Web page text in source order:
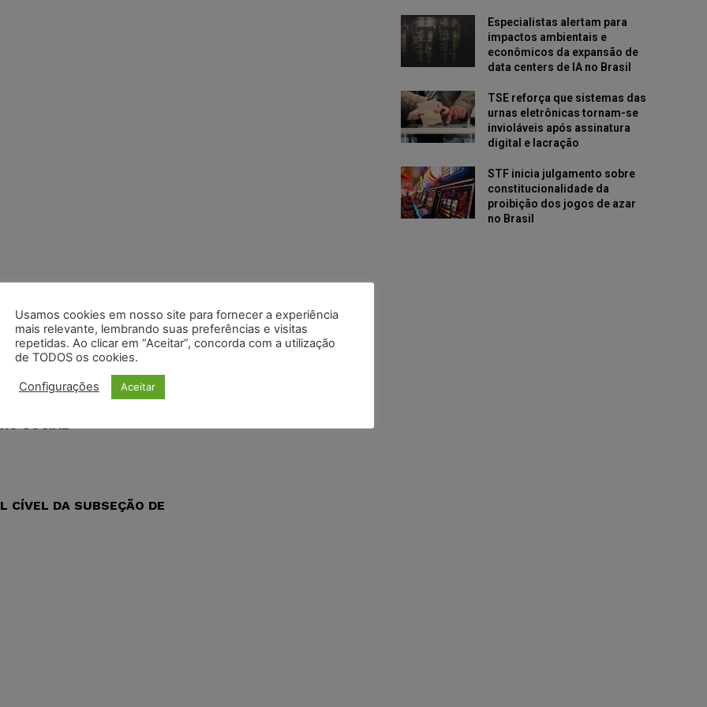
SOCIAL
CÍVEL DA SUBSEÇÃO DE
Especialistas alertam para
impactos ambientais e
econômicos da expansão de
data centers de IA no Brasil
TSE reforça que sistemas das
urnas eletrônicas tornam-se
invioláveis após assinatura
digital e lacração
STF inicia julgamento sobre
constitucionalidade da
proibição dos jogos de azar
no Brasil
Usamos cookies em nosso site para fornecer a experiência
mais relevante, lembrando suas preferências e visitas
repetidas. Ao clicar em “Aceitar”, concorda com a utilização
de TODOS os cookies.
Configurações Aceitar